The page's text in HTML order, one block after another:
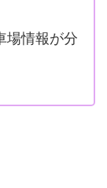
場情報が分